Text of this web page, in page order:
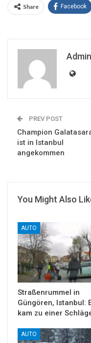
Share Facebook
Admin
PREV POST
Champion
ist in Istanbul
angekommen
You Might Also
AUTO
Straßenrummel in
Güngören, Istanbul:
kam zu einer
AUTO